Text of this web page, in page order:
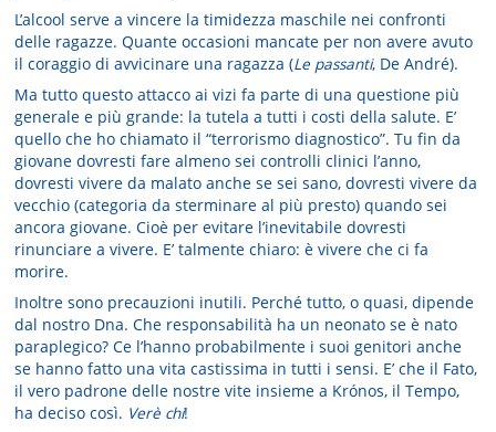
L’alcool serve a vincere la timidezza maschile nei confronti
delle ragazze. Quante occasioni mancate per non avere avuto
il coraggio di avvicinare una ragazza (Le passanti, De André).
Ma tutto questo attacco ai vizi fa parte di una questione più
generale e più grande: la tutela a tutti i costi della salute. E’
quello che ho chiamato il “terrorismo diagnostico”. Tu fin da
giovane dovresti fare almeno sei controlli clinici l’anno,
dovresti vivere da malato anche se sei sano, dovresti vivere da
vecchio (categoria da sterminare al più presto) quando sei
ancora giovane. Cioè per evitare l’inevitabile dovresti
rinunciare a vivere. E’ talmente chiaro: è vivere che ci fa
morire.
Inoltre sono precauzioni inutili. Perché tutto, o quasi, dipende
dal nostro Dna. Che responsabilità ha un neonato se è nato
paraplegico? Ce l’hanno probabilmente i suoi genitori anche
se hanno fatto una vita castissima in tutti i sensi. E’ che il Fato,
il vero padrone delle nostre vite insieme a Krónos, il Tempo,
ha deciso così. Verè chi!